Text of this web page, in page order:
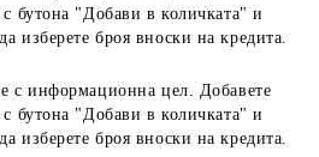
бутона "Добави в количката" и
изберете броя вноски на кредита.
е с информационна цел. Добавете
бутона "Добави в количката" и
изберете броя вноски на кредита.